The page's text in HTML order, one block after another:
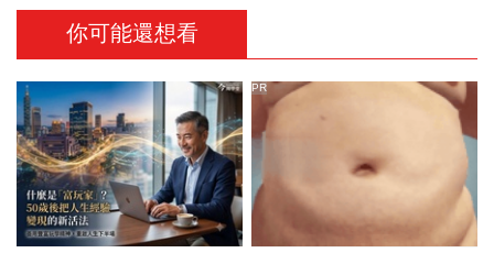
你可能還想看
PR